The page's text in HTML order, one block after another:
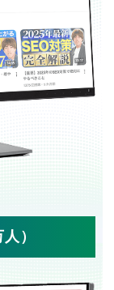
）